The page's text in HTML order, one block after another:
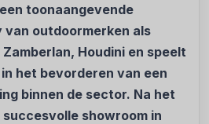
toonaangevende
outdoormerken als
Houdini en speelt
het bevorderen van een
binnen de sector. Na het
showroom in